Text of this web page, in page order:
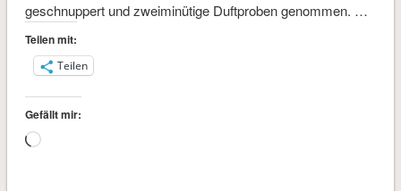
geschnuppert und zweiminütige Duftproben genommen. …
Teilen mit:
Teilen
Gefällt mir:
Wird